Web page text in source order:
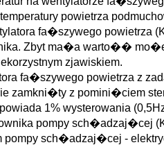
powietrza
fa�szywego powietrza
Zbyt ma�a warto��
zjawiskiem.
fa�szywego powietrza z
zamkni�ty z pomini�ciem
1% wysterowania
pompy
pompy sch�adzaj�cej -